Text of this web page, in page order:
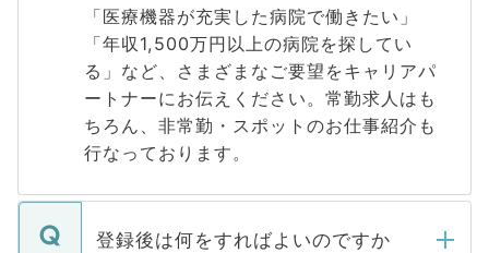
「医療機器が充実した病院で働きたい」
「年収1,500万円以上の病院を探してい
る」など、さまざまなご要望をキャリアパ
ートナーにお伝えください。常勤求人はも
ちろん、非常勤・スポットのお仕事紹介も
行なっております。
登録後は何をすればよいのですか